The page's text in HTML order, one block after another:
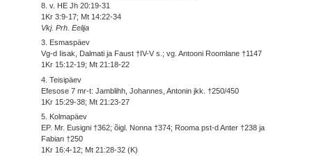
8. v. HE Jh 20:19-31
1Kr 3:9-17; Mt 14:22-34
Vkj. Prh. Eelija
3. Esmaspäev
Vg-d Iisak, Dalmati ja Faust †IV-V s.; vg. Antooni Roomlane †1147
1Kr 15:12-19; Mt 21:18-22
4. Teisipäev
Efesose 7 mr-t: Jamblihh, Johannes, Antonin jkk. †250/450
1Kr 15:29-38; Mt 21:23-27
5. Kolmapäev
EP. Mr. Eusigni †362; õigl. Nonna †374; Rooma pst-d Anter †238 ja
Fabian †250
1Kr 16:4-12; Mt 21:28-32 (K)